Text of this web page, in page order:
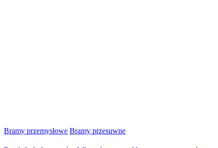
Bramy przemysłowe Bramy przesuwne